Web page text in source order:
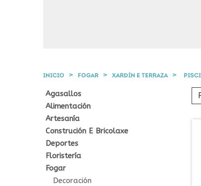
INICIO FOGAR XARDÍN E TERRAZA
Agasallos
Alimentación
Artesanía
Construción E Bricolaxe
Deportes
Floristería
Fogar
Decoración